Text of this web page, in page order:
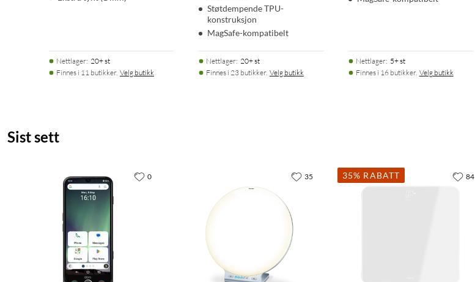
Nettlager: 20+ st
Finnes i 11 butikker. Velg butikk
Støtdempende TPU-
konstruksjon
MagSafe-kompatibelt
Nettlager: 20+ st
Finnes i 23 butikker. Velg butikk
Nettlager: 5+ st
Finnes i 16 butikker. Velg butikk
Sist sett
0 35 35% RABATT 84